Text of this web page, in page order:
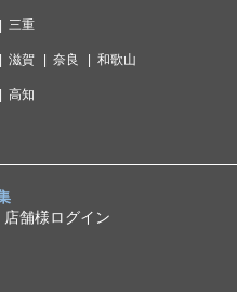
三重
滋賀 奈良 和歌山
高知
店舗様ログイン